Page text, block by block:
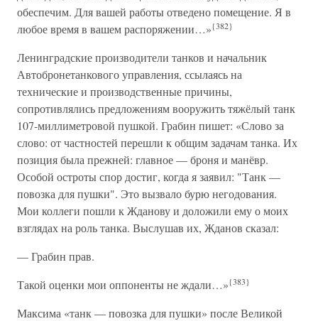
обеспечим. Для вашей работы отведено помещение. Я в
любое время в вашем распоряжении…»{382}
Ленинградские производители танков и начальник
Автобронетанкового управления, ссылаясь на
технические и производственные причины,
сопротивлялись предложениям вооружить тяжёлый танк
107-миллиметровой пушкой. Грабин пишет: «Слово за
слово: от частностей перешли к общим задачам танка. Их
позиция была прежней: главное — броня и манёвр.
Особой остроты спор достиг, когда я заявил: "Танк —
повозка для пушки". Это вызвало бурю негодования.
Мои коллеги пошли к Жданову и доложили ему о моих
взглядах на роль танка. Выслушав их, Жданов сказал:
— Грабин прав.
Такой оценки мои оппоненты не ждали…»{383}
Максима «танк — повозка для пушки» после Великой